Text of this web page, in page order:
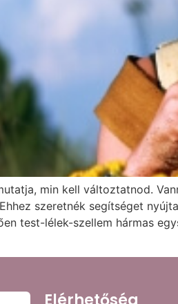
min kell változtatnod.
szeretnék segítséget
test-lélek-szellem hármas